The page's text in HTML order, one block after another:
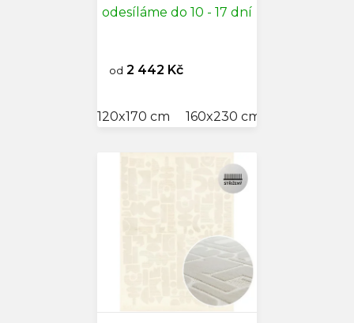
odesíláme do 10 - 17 dní
od 2 442 Kč
120x170 cm 160x230 cm